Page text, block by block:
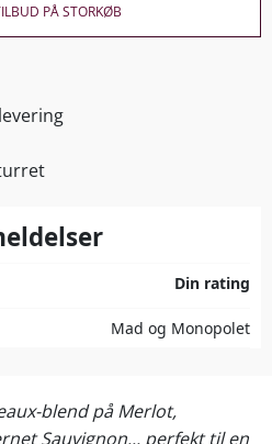
PÅ STORKØB
Din rating
Mad og Monopolet
blend på Merlot,
Sauvignon... perfekt til en